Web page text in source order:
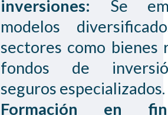
inversiones: Se
modelos
sectores como bienes
fondos de
seguros especializados.
Formación en